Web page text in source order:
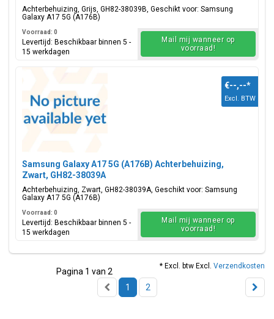
Achterbehuizing, Grijs, GH82-38039B, Geschikt voor: Samsung
Galaxy A17 5G (A176B)
Voorraad: 0
Levertijd: Beschikbaar binnen 5 -
15 werkdagen
Mail mij wanneer op
voorraad!
Samsung Galaxy A17 5G (A176B) Achterbehuizing,
Zwart, GH82-38039A
Achterbehuizing, Zwart, GH82-38039A, Geschikt voor: Samsung
Galaxy A17 5G (A176B)
€--,--*
Excl. BTW
Voorraad: 0
Levertijd: Beschikbaar binnen 5 -
15 werkdagen
Mail mij wanneer op
voorraad!
* Excl. btw Excl. Verzendkosten
Pagina 1 van 2
1
2